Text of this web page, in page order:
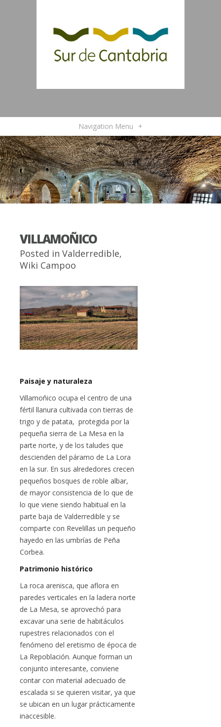
Navigation Menu +
VILLAMOÑICO
Posted in Valderredible,
Wiki Campoo
Paisaje y naturaleza
Villamoñico ocupa el centro de una
fértil llanura cultivada con tierras de
trigo y de patata, protegida por la
pequeña sierra de La Mesa en la
parte norte, y de los taludes que
descienden del páramo de La Lora
en la sur. En sus alrededores crecen
pequeños bosques de roble albar,
de mayor consistencia de lo que de
lo que viene siendo habitual en la
parte baja de Valderredible y se
comparte con Revelillas un pequeño
hayedo en las umbrías de Peña
Corbea.
Patrimonio histórico
La roca arenisca, que aflora en
paredes verticales en la ladera norte
de La Mesa, se aprovechó para
excavar una serie de habitáculos
rupestres relacionados con el
fenómeno del eretismo de época de
La Repoblación. Aunque forman un
conjunto interesante, conviene
contar con material adecuado de
escalada si se quieren visitar, ya que
se ubican en un lugar prácticamente
inaccesible.